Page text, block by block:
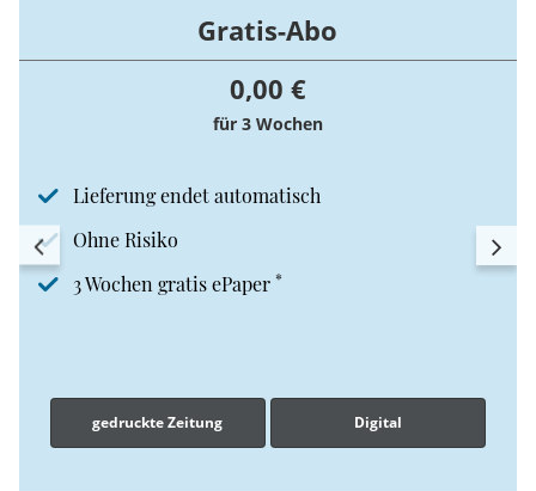
Gratis-Abo
0,00 €
für 3 Wochen
Lieferung endet automatisch
Ohne Risiko
3 Wochen gratis ePaper *
gedruckte Zeitung Digital